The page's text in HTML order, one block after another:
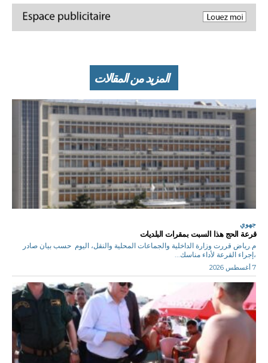
المزيد من المقالات
جهوي
قرعة الحج هذا السبت بمقرات البلديات
م.رياض قررت وزارة الداخلية والجماعات المحلية والنقل، اليوم حسب بيان صادر
،إجراء القرعة لأداء مناسك...
7 أغسطس 2026